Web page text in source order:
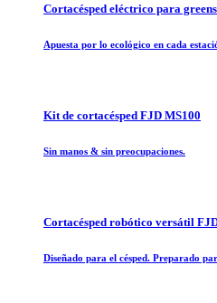
Cortacésped eléctrico para
Apuesta por lo ecológico en cada
Kit de cortacésped FJD MS100
Sin manos & sin preocupaciones.
Cortacésped robótico versátil
Diseñado para el césped. Preparado